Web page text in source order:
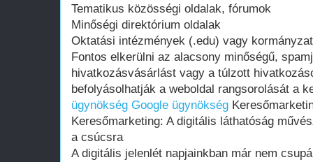
Tematikus közösségi oldalak, fórumok
Minőségi direktórium oldalak
Oktatási intézmények (.edu) vagy
Fontos elkerülni az alacsony minőségű,
hivatkozásvásárlást vagy a túlzott
befolyásolhatják a weboldal rangsorolását a
ügynökség Google ügynökség
Keresőmarketing: A digitális láthatóság
a csúcsra
A digitális jelenlét napjainkban már nem